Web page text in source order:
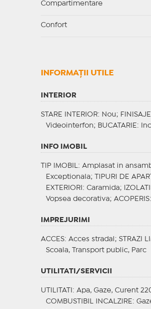
Compartimentare
Confort
INFORMAŢII UTILE
INTERIOR
STARE INTERIOR: Nou; FINISAJE
Videointerfon; BUCATARIE :
INFO IMOBIL
TIP IMOBIL : Amplasat in
Exceptionala;
TIPURI DE
EXTERIORI : Caramida;
Vopsea decorativa; ACOPERIS
IMPREJURIMI
ACCES: Acces stradal; STRAZI
Scoala, Transport public, Parc
UTILITATI/SERVICII
UTILITATI : Apa, Gaze, Curent
COMBUSTIBIL INCALZIRE :